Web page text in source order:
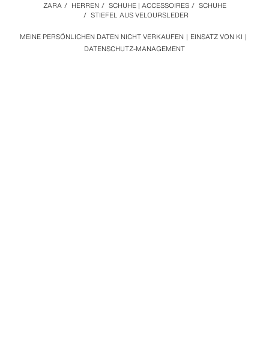
MEINE PERSÖNLICHEN DATEN NICHT VERKAUFEN
EINSATZ VON KI
DATENSCHUTZ-MANAGEMENT
ZARA / HERREN / SCHUHE | ACCESSOIRES / SCHUHE
/ STIEFEL AUS VELOURSLEDER